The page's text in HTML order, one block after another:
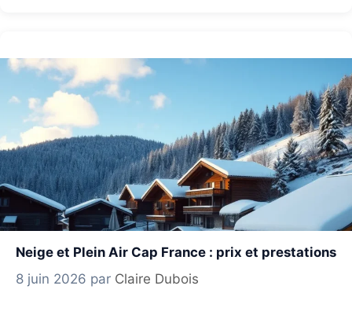
Neige et Plein Air Cap France : prix et prestations
8 juin 2026 par Claire Dubois